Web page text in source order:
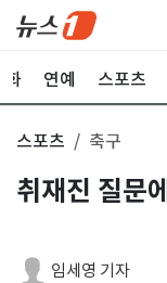
화 연예 스포츠
스포츠 축구
취재진 질문
임세영 기자